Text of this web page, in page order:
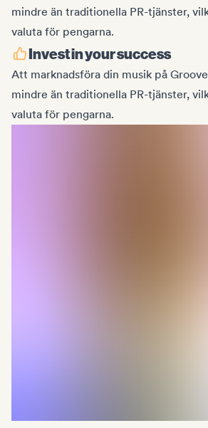
mindre än traditionella PR-tjänster,
valuta för pengarna.
Invest in your success
Att marknadsföra din musik på
mindre än traditionella PR-tjänster,
valuta för pengarna.